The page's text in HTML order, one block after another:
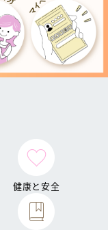
健康と安全